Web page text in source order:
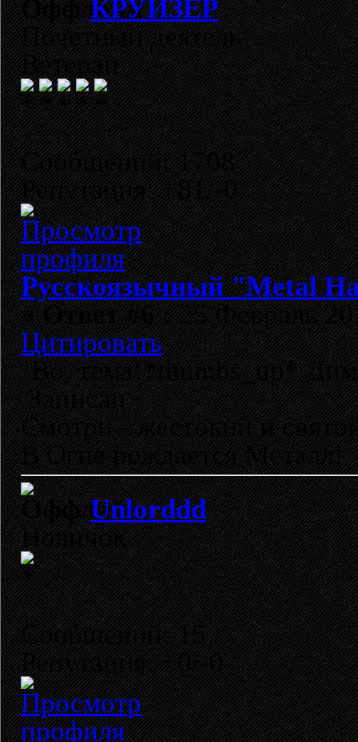
КРУИЗЁР
Почетный деятель
Ветеран
Сообщений: 1708
Репутация: +81/-0
Русскоязычный "Metal
«Ответ #6 :25 Февраль
Цитировать
Во, тема!*thumbs_up*
Записан
Смотри - жестокий и
В Огне рождается Металл!
Unlorddd
Новичок
Сообщений: 15
Репутация: +0/-0